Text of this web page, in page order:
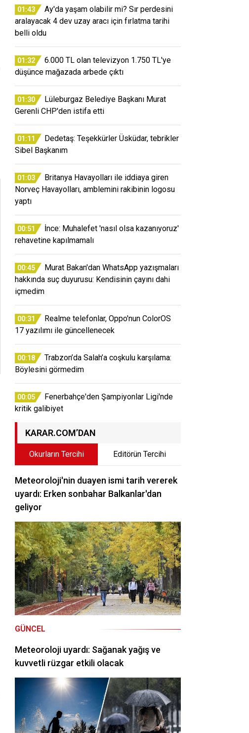
01:43
Ay'da yaşam olabilir mi? Sır perdesini
aralayacak 4 dev uzay aracı için fırlatma tarihi
belli oldu
01:32
6.000 TL olan televizyon 1.750 TL'ye
düşünce mağazada arbede çıktı
01:30
Lüleburgaz Belediye Başkanı Murat
Gerenli CHP'den istifa etti
01:11
Dedetaş: Teşekkürler Üsküdar, tebrikler
Sibel Başkanım
01:03
Britanya Havayolları ile iddiaya giren
Norveç Havayolları, amblemini rakibinin logosu
yaptı
00:51
İnce: Muhalefet 'nasıl olsa kazanıyoruz'
rehavetine kapılmamalı
00:45
Murat Bakan'dan WhatsApp yazışmaları
hakkında suç duyurusu: Kendisinin çayını dahi
içmedim
00:31
Realme telefonlar, Oppo'nun ColorOS
17 yazılımı ile güncellenecek
00:18
Trabzon’da Salah’a coşkulu karşılama:
Böylesini görmedim
00:05
Fenerbahçe'den Şampiyonlar Ligi'nde
kritik galibiyet
KARAR.COM’DAN
Okurların Tercihi Editörün Tercihi
Meteoroloji'nin duayen ismi tarih vererek
uyardı: Erken sonbahar Balkanlar'dan
geliyor
GÜNCEL
Meteoroloji uyardı: Sağanak yağış ve
kuvvetli rüzgar etkili olacak